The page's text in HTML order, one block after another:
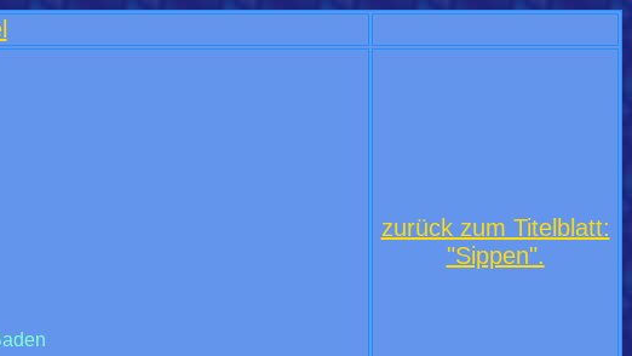
zurück zum Titelblatt:
"Sippen".